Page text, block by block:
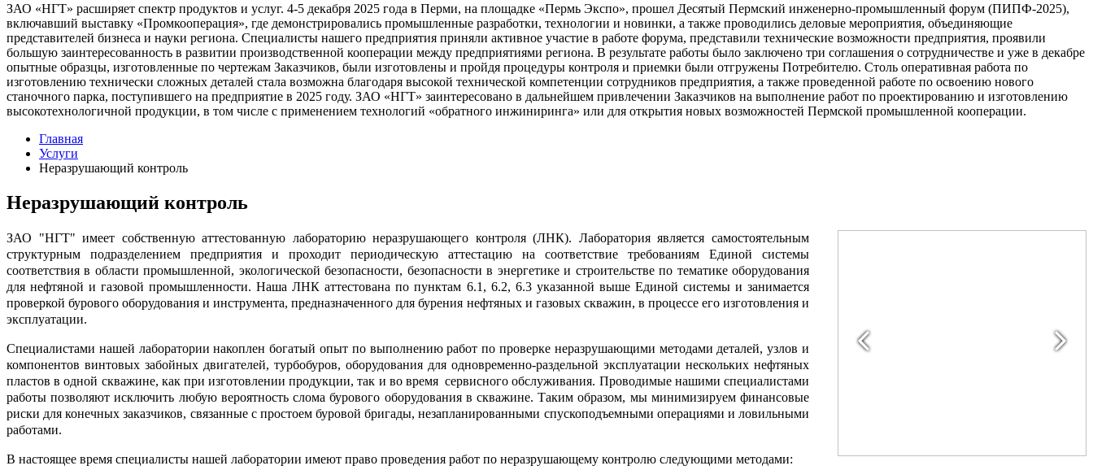
ЗАО «НГТ» расширяет спектр продуктов и услуг. 4-5 декабря 2025 года в Перми, на площадке «Пермь Экспо», прошел Десятый Пермский инженерно-промышленный форум (ПИПФ-2025),
включавший выставку «Промкооперация», где демонстрировались промышленные разработки, технологии и новинки, а также проводились деловые мероприятия, объединяющие
представителей бизнеса и науки региона. Специалисты нашего предприятия приняли активное участие в работе форума, представили технические возможности предприятия, проявили
большую заинтересованность в развитии производственной кооперации между предприятиями региона. В результате работы было заключено три соглашения о сотрудничестве и уже в декабре
опытные образцы, изготовленные по чертежам Заказчиков, были изготовлены и пройдя процедуры контроля и приемки были отгружены Потребителю. Столь оперативная работа по
изготовлению технически сложных деталей стала возможна благодаря высокой технической компетенции сотрудников предприятия, а также проведенной работе по освоению нового
станочного парка, поступившего на предприятие в 2025 году. ЗАО «НГТ» заинтересовано в дальнейшем привлечении Заказчиков на выполнение работ по проектированию и изготовлению
высокотехнологичной продукции, в том числе с применением технологий «обратного инжиниринга» или для открытия новых возможностей Пермской промышленной кооперации.
Главная
Услуги
Неразрушающий контроль
Неразрушающий контроль
ЗАО "НГТ" имеет собственную аттестованную лабораторию неразрушающего контроля (ЛНК). Лаборатория является самостоятельным
структурным подразделением предприятия и проходит периодическую аттестацию на соответствие требованиям Единой системы
соответствия в области промышленной, экологической безопасности, безопасности в энергетике и строительстве по тематике оборудования
для нефтяной и газовой промышленности. Наша ЛНК аттестована по пунктам 6.1, 6.2, 6.3 указанной выше Единой системы и занимается
проверкой бурового оборудования и инструмента, предназначенного для бурения нефтяных и газовых скважин, в процессе его изготовления и
эксплуатации.
Специалистами нашей лаборатории накоплен богатый опыт по выполнению работ по проверке неразрушающими методами деталей, узлов и
компонентов винтовых забойных двигателей, турбобуров, оборудования для одновременно-раздельной эксплуатации нескольких нефтяных
пластов в одной скважине, как при изготовлении продукции, так и во время сервисного обслуживания. Проводимые нашими специалистами
работы позволяют исключить любую вероятность слома бурового оборудования в скважине. Таким образом, мы минимизируем финансовые
риски для конечных заказчиков, связанные с простоем буровой бригады, незапланированными спускоподъемными операциями и ловильными
работами.
В настоящее время специалисты нашей лаборатории имеют право проведения работ по неразрушающему контролю следующими методами: